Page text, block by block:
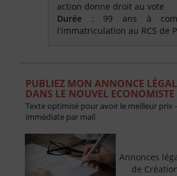
action donne droit au vote
Durée : 99 ans à
l'immatriculation au RCS de
PUBLIEZ MON ANNONCE
DANS LE NOUVEL ECONOMISTE
Texte optimisé pour avoir le meilleur prix
immédiate par mail
Annonces
de